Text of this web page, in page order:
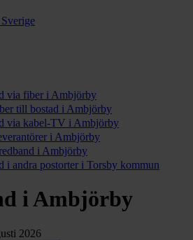
via fiber i Ambjörby
till bostad i Ambjörby
via kabel-TV i Ambjörby
i Ambjörby
i Ambjörby
i andra postorter i Torsby kommun
i Ambjörby
2026